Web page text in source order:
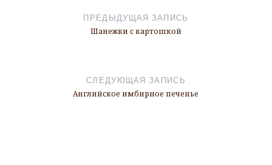
ПРЕДЫДУЩАЯ ЗАПИСЬ
Шанежки с картошкой
СЛЕДУЮЩАЯ ЗАПИСЬ
Английское имбирное печенье